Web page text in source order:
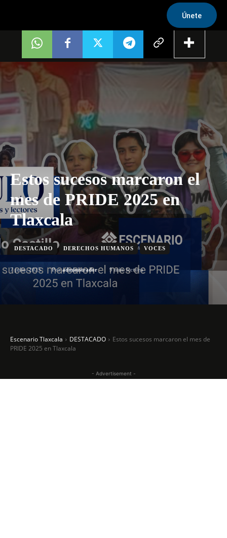
Únete
Estos sucesos marcaron el
mes de PRIDE 2025 en
Tlaxcala
DESTACADO DERECHOS HUMANOS VOCES
7 julio, 2025 Por administrador 9min. lectura
Escenario Tlaxcala DESTACADO
Estos sucesos marcaron el mes de
PRIDE 2025 en Tlaxcala
- Advertisement -